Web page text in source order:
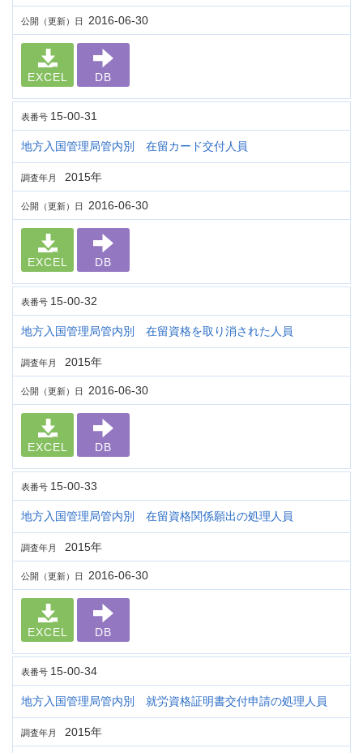
公開（更新）日 2016-06-30
EXCEL DB
表番号 15-00-31
地方入国管理局管内別 在留カード交付人員
調査年月 2015年
公開（更新）日 2016-06-30
EXCEL DB
表番号 15-00-32
地方入国管理局管内別 在留資格を取り消された人員
調査年月 2015年
公開（更新）日 2016-06-30
EXCEL DB
表番号 15-00-33
地方入国管理局管内別 在留資格関係願出の処理人員
調査年月 2015年
公開（更新）日 2016-06-30
EXCEL DB
表番号 15-00-34
地方入国管理局管内別 就労資格証明書交付申請の処理人員
調査年月 2015年